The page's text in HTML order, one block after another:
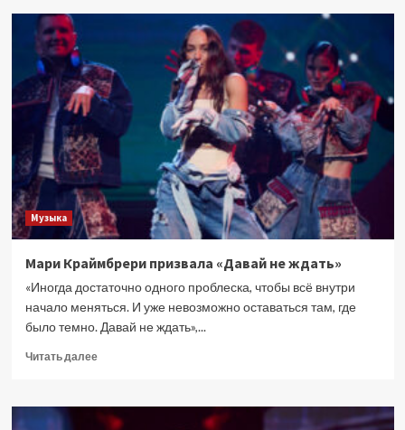
Финал
экстрасенсов»:
кто
победил
в
юбилейном
сезоне
—
обзор
25
выпуска
Музыка
Мари Краймбрери призвала «Давай не ждать»
«Иногда достаточно одного проблеска, чтобы всё внутри
начало меняться. И уже невозможно оставаться там, где
было темно. Давай не ждать»,...
Читать далееПрочитать
Мари
Краймбрери